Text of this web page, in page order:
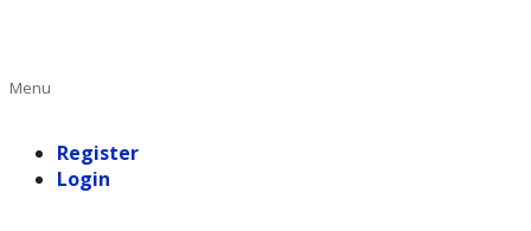
Primary
Menu
Register
Login